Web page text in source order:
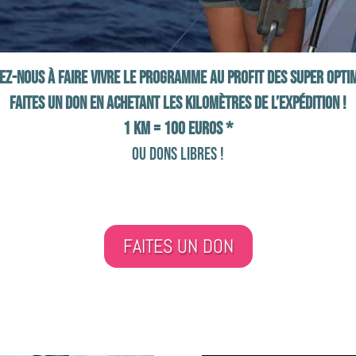
nous à faire vivre le programme au profit des Super
Faites un don en achetant les kilomètres de l’expédition !
1 Km = 100 euros *
ou dons libres !
FAITES UN DON